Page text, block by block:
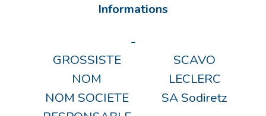
Informations
-
GROSSISTE
SCAVO
NOM
LECLERC
NOM SOCIETE
SA Sodiretz